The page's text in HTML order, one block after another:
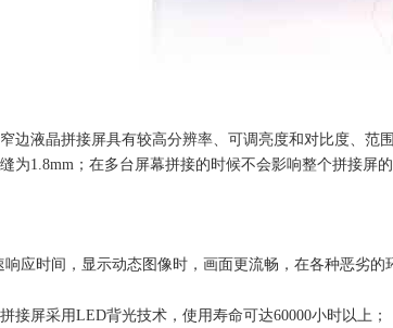
边液晶拼接屏具有较高分辨率、可调亮度和对比度、
为1.8mm；在多台屏幕拼接的时候不会影响整个拼接屏
响应时间，显示动态图像时，画面更流畅，在各种恶劣的
接屏采用LED背光技术，使用寿命可达60000小时以上；